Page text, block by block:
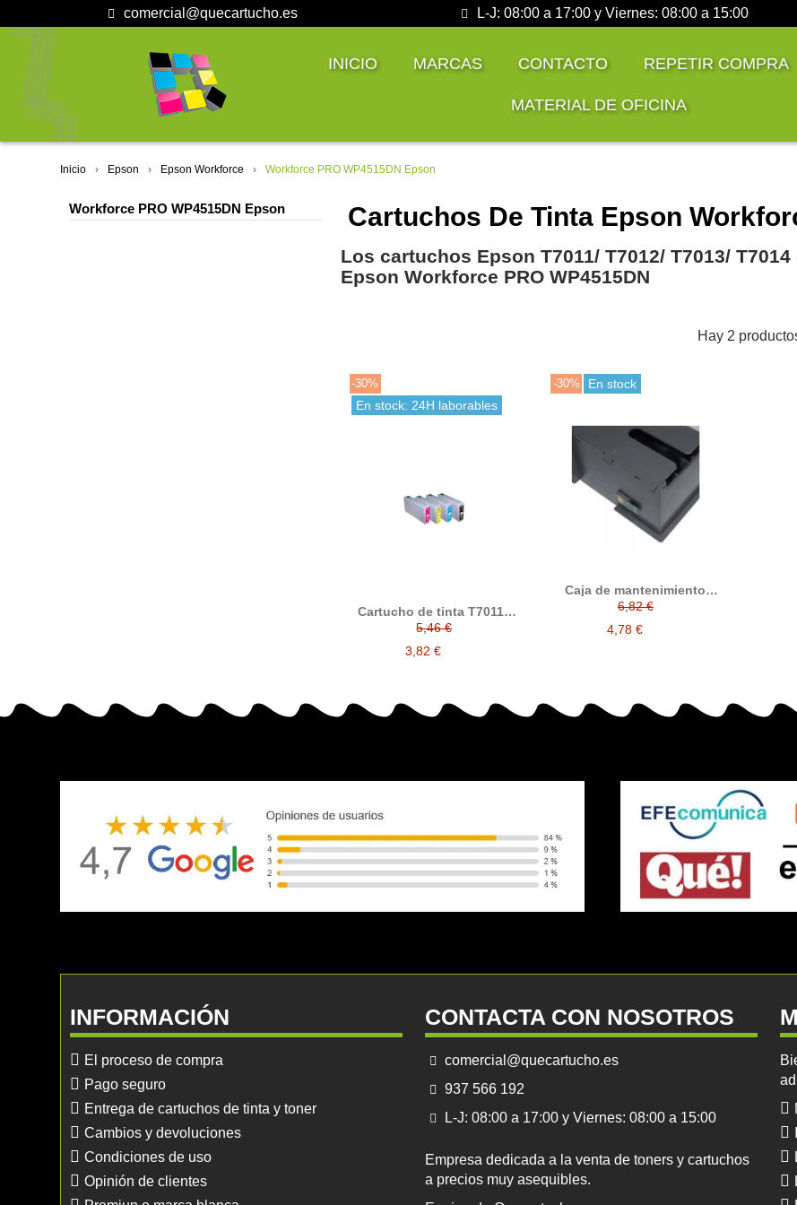
comercial@quecartucho.es L-J: 08:00 a 17:00 y Viernes: 08:00 a 15:00
INICIO MARCAS CONTACTO REPETIR COMPRA
MATERIAL DE OFICINA
Inicio Epson Epson Workforce Workforce PRO WP4515DN Epson
Workforce PRO WP4515DN Epson Cartuchos De Tinta Epson
Los cartuchos Epson T7011/ T7012/ T7013/
Epson Workforce PRO WP4515DN
Hay 2
-30%
En stock: 24H laborables
Cartucho de tinta T7011 /
T7012 / T7013 / T7014
compatible con epson
5,46 €
3,82 €
-30% En stock
Caja de mantenimiento
Epson T6710 alternativa a
Epson C13T671000
6,82 €
4,78 €
INFORMACIÓN
El proceso de compra
Pago seguro
Entrega de cartuchos de tinta y toner
Cambios y devoluciones
Condiciones de uso
Opinión de clientes
CONTACTA CON NOSOTROS
comercial@quecartucho.es
937 566 192
L-J: 08:00 a 17:00 y Viernes: 08:00 a 15:00
Empresa dedicada a la venta de toners y cartuchos
a precios muy asequibles.